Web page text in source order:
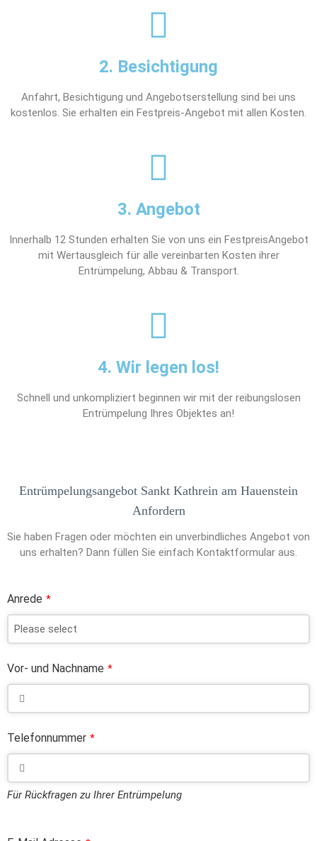
2. Besichtigung
Anfahrt, Besichtigung und Angebotserstellung sind bei uns
kostenlos. Sie erhalten ein Festpreis-Angebot mit allen Kosten.
3. Angebot
Innerhalb 12 Stunden erhalten Sie von uns ein FestpreisAngebot
mit Wertausgleich für alle vereinbarten Kosten ihrer
Entrümpelung, Abbau & Transport.
4. Wir legen los!
Schnell und unkompliziert beginnen wir mit der reibungslosen
Entrümpelung Ihres Objektes an!
Entrümpelungsangebot Sankt Kathrein am Hauenstein
Anfordern
Sie haben Fragen oder möchten ein unverbindliches Angebot von
uns erhalten? Dann füllen Sie einfach Kontaktformular aus.
Anrede *
Vor- und Nachname *
Telefonnummer *
Für Rückfragen zu Ihrer Entrümpelung